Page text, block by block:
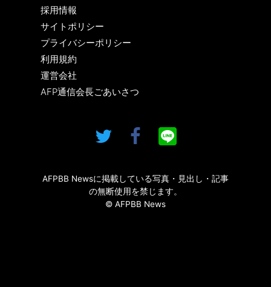
採用情報
サイトポリシー
プライバシーポリシー
利用規約
運営会社
AFP通信会長ごあいさつ
AFPBB Newsに掲載している写真・見出し・記事
の無断使用を禁じます。
© AFPBB News